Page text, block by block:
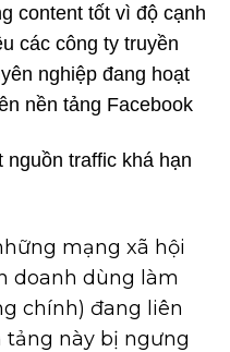
content tốt vì độ cạnh
các công ty truyền
nghiệp đang hoạt
nền tảng Facebook
nguồn traffic khá hạn
mạng xã hội
doanh dùng làm
chính) đang liên
tảng này bị ngưng